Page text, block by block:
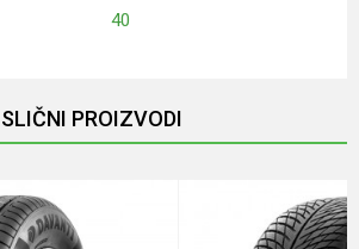
40
SLIČNI PROIZVODI